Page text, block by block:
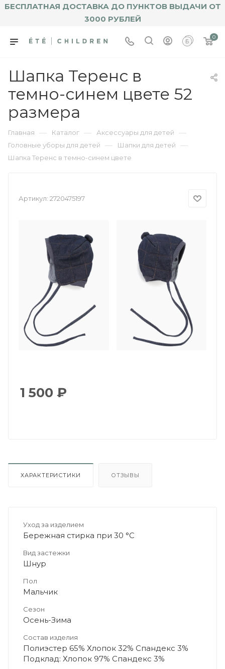
БЕСПЛАТНАЯ ДОСТАВКА ДО ПУНКТОВ ВЫДАЧИ ОТ
3000 РУБЛЕЙ
0
Шапка Теренс в
темно-синем цвете 52
размера
Главная — Каталог — Аксессуары для детей —
Головные уборы для детей — Шапки для детей —
Шапка Теренс в темно-синем цвете
Артикул: 2720475197
1 500 ₽
ХАРАКТЕРИСТИКИ ОТЗЫВЫ
Уход за изделием
Бережная стирка при 30 °C
Вид застежки
Шнур
Пол
Мальчик
Сезон
Осень-Зима
Состав изделия
Полиэстер 65% Хлопок 32% Спандекс 3%
Подклад: Хлопок 97% Спандекс 3%